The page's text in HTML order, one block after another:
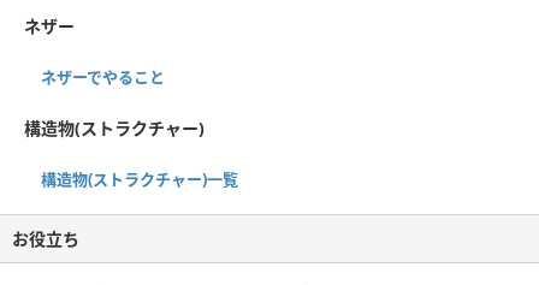
ネザー
ネザーでやること
構造物(ストラクチャー)
構造物(ストラクチャー)一覧
お役立ち